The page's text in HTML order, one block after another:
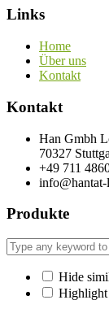
Links
Home
Über uns
Kontakt
Kontakt
Han Gmbh
70327
+49 711
info@hantat-
Produkte
Hide
Highlight